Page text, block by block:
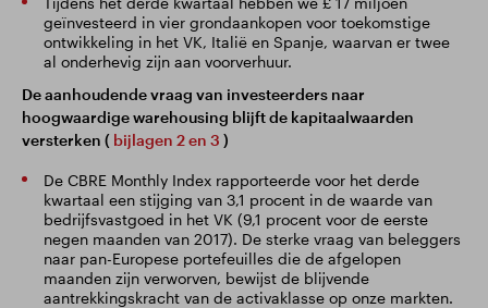
geïnvesteerd in vier grondaankopen voor toekomstige
ontwikkeling in het VK, Italië en Spanje, waarvan er twee
al onderhevig zijn aan voorverhuur.
De aanhoudende vraag van investeerders naar
hoogwaardige warehousing blijft de kapitaalwaarden
versterken ( bijlagen 2 en 3 )
De CBRE Monthly Index rapporteerde voor het derde
kwartaal een stijging van 3,1 procent in de waarde van
bedrijfsvastgoed in het VK (9,1 procent voor de eerste
negen maanden van 2017). De sterke vraag van beleggers
naar pan-Europese portefeuilles die de afgelopen
maanden zijn verworven, bewijst de blijvende
aantrekkingskracht van de activaklasse op onze markten.